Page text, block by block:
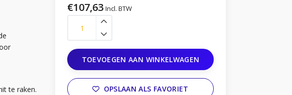
€107,63 Incl. BTW
TOEVOEGEN AAN WINKELWAGEN
OPSLAAN ALS FAVORIET
te raken.